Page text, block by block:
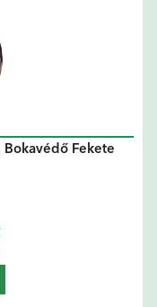
Bokavédő Fekete